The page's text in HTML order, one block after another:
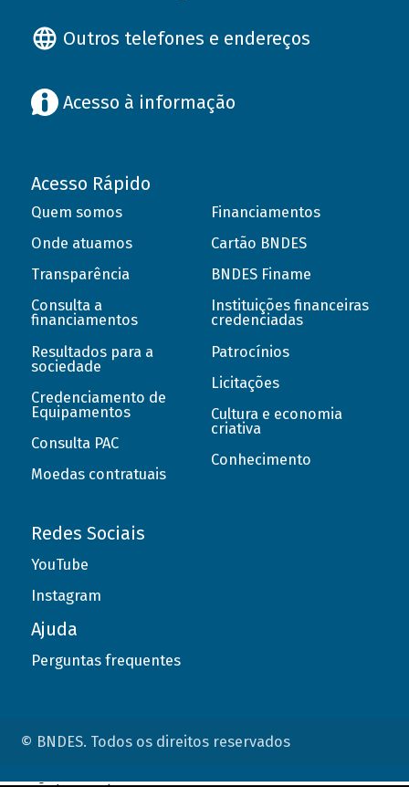
Outros telefones e endereços
Acesso à informação
Acesso Rápido
Quem somos
Onde atuamos
Transparência
Consulta a
financiamentos
Resultados para a
sociedade
Credenciamento de
Equipamentos
Consulta PAC
Moedas contratuais
Financiamentos
Cartão BNDES
BNDES Finame
Instituições financeiras
credenciadas
Patrocínios
Licitações
Cultura e economia
criativa
Conhecimento
Redes Sociais
YouTube
Instagram
Ajuda
Perguntas frequentes
© BNDES. Todos os direitos reservados